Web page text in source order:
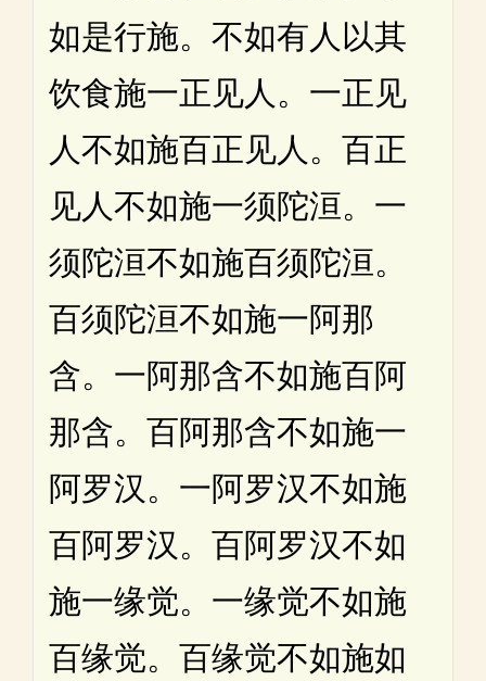
如是行施。不如有人以其
饮食施一正见人。一正见
人不如施百正见人。百正
见人不如施一须陀洹。一
须陀洹不如施百须陀洹。
百须陀洹不如施一阿那
含。一阿那含不如施百阿
那含。百阿那含不如施一
阿罗汉。一阿罗汉不如施
百阿罗汉。百阿罗汉不如
施一缘觉。一缘觉不如施
百缘觉。百缘觉不如施如